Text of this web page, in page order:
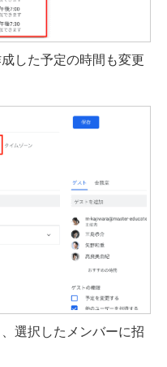
した予定の時間も変更
選択したメンバーに招